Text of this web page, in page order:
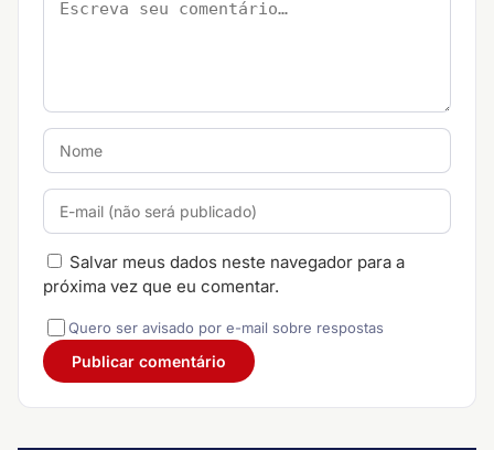
Salvar meus dados neste navegador para a
próxima vez que eu comentar.
Quero ser avisado por e-mail sobre respostas